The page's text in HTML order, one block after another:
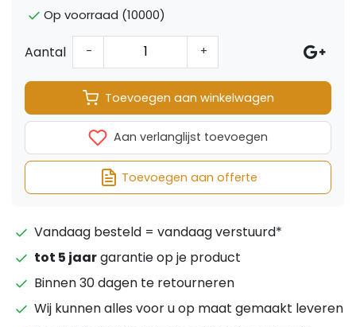
Op voorraad (10000)
Aantal - +
Toevoegen aan winkelwagen
Aan verlanglijst toevoegen
Toevoegen aan offerte
Vandaag besteld = vandaag verstuurd*
tot 5 jaargarantie op je product
Binnen 30 dagen te retourneren
Wij kunnen alles voor u op maat gemaakt leveren